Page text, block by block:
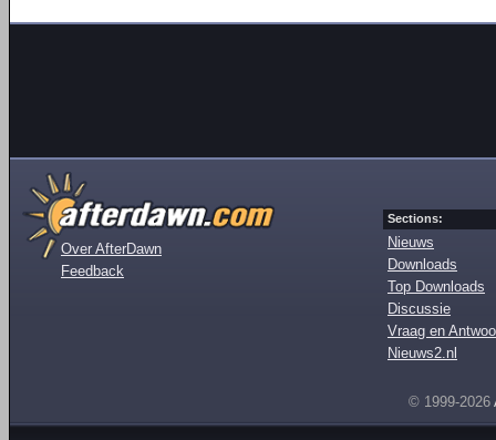
Over AfterDawn
Feedback
Sections:
Nieuws
Downloads
Top Downloads
Discussie
Vraag en
Nieuws2.nl
© 1999-2026